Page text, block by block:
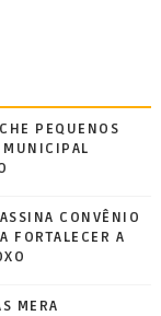
PEQUENOS
CONVÊNIO
FORTALECER A
MERA